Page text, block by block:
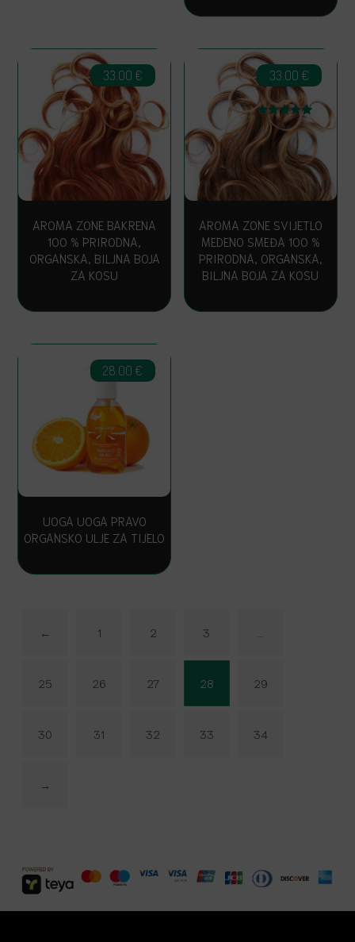
AROMA ZONE BAKRENA
100 % PRIRODNA,
ORGANSKA, BILJNA BOJA
ZA KOSU
33.00 €
AROMA ZONE SVIJETLO
MEDENO SMEĐA 100 %
PRIRODNA, ORGANSKA,
BILJNA BOJA ZA KOSU
Ocijenjeno
5.00
od 5
33.00 €
UOGA UOGA PRAVO
ORGANSKO ULJE ZA TIJELO
28.00 €
← 1 2 3
25 26 27 28 29
30 31 32 33 34
→